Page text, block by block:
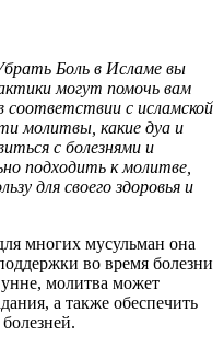
Боль в Исламе вы
могут помочь вам
соответствии с исламской
молитвы, какие дуа и
с болезнями и
подходить к молитве,
для своего здоровья и
многих мусульман она
во время болезни
молитва может
а также обеспечить